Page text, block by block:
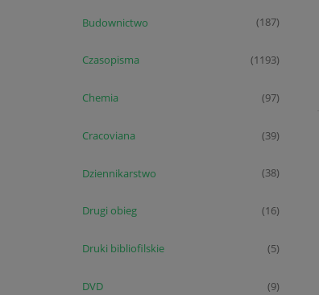
Budownictwo (187)
Czasopisma (1193)
Chemia (97)
Cracoviana (39)
Dziennikarstwo (38)
Drugi obieg (16)
Druki bibliofilskie (5)
DVD (9)